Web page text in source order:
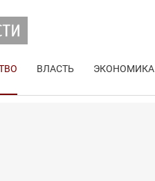
ВЛАСТЬ ЭКОНОМИКА